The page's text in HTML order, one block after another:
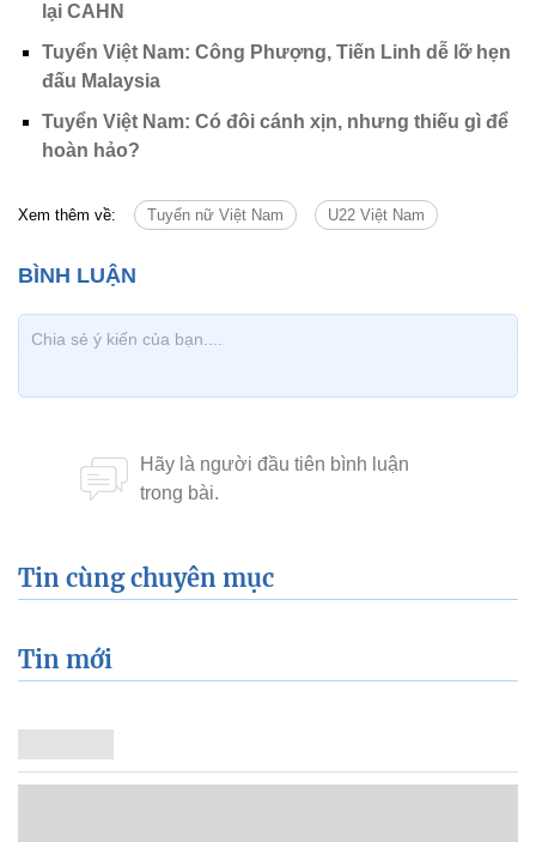
lại CAHN
Tuyển Việt Nam: Công Phượng, Tiến Linh dễ lỡ hẹn
đấu Malaysia
Tuyển Việt Nam: Có đôi cánh xịn, nhưng thiếu gì để
hoàn hảo?
Xem thêm về: Tuyển nữ Việt Nam U22 Việt Nam
Tin cùng chuyên mục
Tin mới